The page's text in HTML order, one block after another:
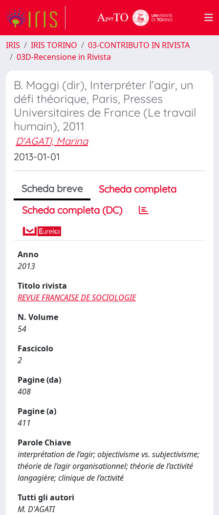
IRIS IRIS TORINO
03-CONTRIBUTO IN RIVISTA
03D-Recensione in Rivista
B. Maggi (dir), Interpréter l’agir, un
défi théorique, Paris, Presses
Universitaires de France (Le travail
humain), 2011
D'AGATI, Marina
2013-01-01
Scheda breve
Scheda completa
Scheda completa (DC)
Anno
2013
Titolo rivista
REVUE FRANCAISE DE SOCIOLOGIE
N. Volume
54
Fascicolo
2
Pagine (da)
408
Pagine (a)
411
Parole Chiave
interprétation de l’agir; objectivisme vs. subjectivisme;
théorie de l’agir organisationnel; théorie de l’activité
langagière; clinique de l’activité
Tutti gli autori
M. D'AGATI